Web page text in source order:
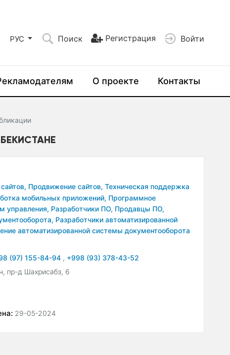
РУС Поиск Регистрация Войти
О проекте Контакты
Продвижение сайтов, Техническая поддержка
мобильных приложений, Программное
управления, Разработчики ПО, Продавцы ПО,
Разработчики автоматизированной
автоматизированной системы документооборота
(97) 155-84-94 , +998 (93) 378-43-52
пр-д Шахрисабз, 6
29-05-2024